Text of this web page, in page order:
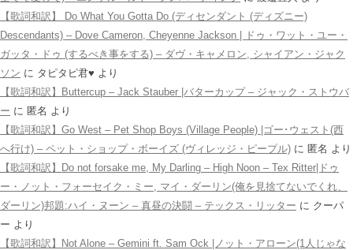
【歌詞和訳】 Do What You Gotta Do (ディセンダント (ディズニー)
Descendants) – Dove Cameron, Cheyenne Jackson | ドゥ・ワット・ユー・
ガッタ・ドゥ (するべき事をする) – ダヴ・キャメロン, シャイアン・ジャク
ソン に タピタピ君♥️ より
【歌詞和訳】Buttercup – Jack Stauber |バターカップ – ジャック・ストウバ
ー に 匿名 より
【歌詞和訳】Go West – Pet Shop Boys (Village People) |ゴー･ウェスト(西
へ行け) – ペット・ショップ・ボーイズ (ヴィレッジ・ピープル) に 匿名 より
【歌詞和訳】Do not forsake me, My Darling – High Noon – Tex Ritter|ドゥ
ー・ノット・フォーセイク・ミー, マイ・ダーリン(俺を見捨てないでくれ、
ダーリン)邦題:ハイ・ヌーン – 真昼の決闘 – テックス・リッター に クーパ
ー より
【歌詞和訳】Not Alone – Gemini ft. Sam Ock |ノット・アローン(1人じゃな